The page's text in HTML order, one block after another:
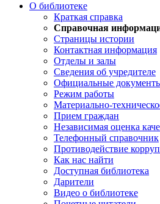
О библиотеке
Краткая справка
Справочная
Страницы истории
Контактная информация
Отделы и залы
Сведения об учредителе
Официальные
Режим работы
Материально-
Прием граждан
Независимая оценка
Телефонный справочник
Противодействие
Как нас найти
Доступная библиотека
Дарители
Видео о библиотеке